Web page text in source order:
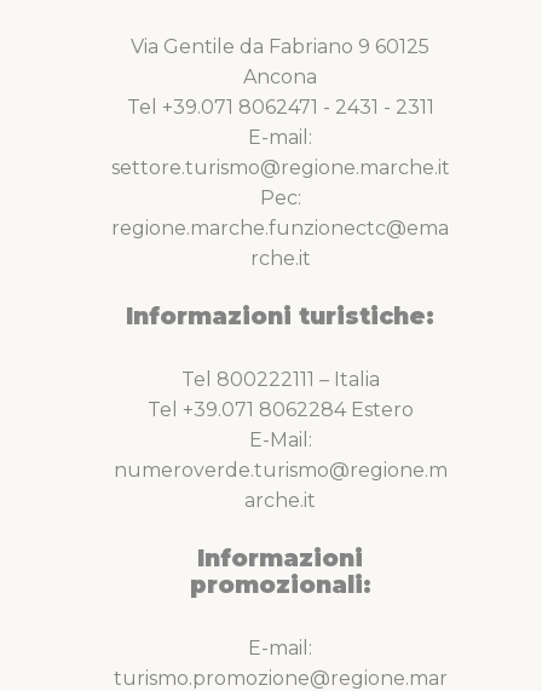
Via Gentile da Fabriano 9 60125
Ancona
Tel +39.071 8062471 - 2431 - 2311
E-mail:
settore.turismo@regione.marche.it
Pec:
regione.marche.funzionectc@ema
rche.it
Informazioni turistiche:
Tel 800222111 – Italia
Tel +39.071 8062284 Estero
E-Mail:
numeroverde.turismo@regione.m
arche.it
Informazioni
promozionali:
E-mail:
turismo.promozione@regione.mar